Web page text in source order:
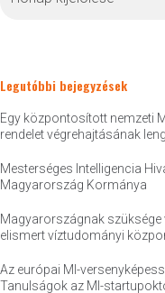
Legutóbbi bejegyzések
Egy központosított nemzeti
rendelet végrehajtásának
Mesterséges Intelligencia
Magyarország Kormánya
Magyarországnak szüksége
elismert víztudományi
Az európai MI-
Tanulságok az MI-